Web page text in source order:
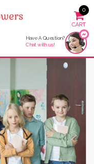
0
Have A Question?
Chat with us!